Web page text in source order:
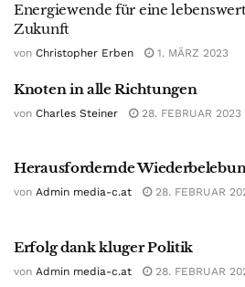
Energiewende für eine
Zukunft
von Christopher Erben 1. MÄRZ 2023
Knoten in alle Richtungen
von Charles Steiner 28. FEBRUAR 2023
Herausfordernde
von Admin media-c.at 28. FEBRUAR
Erfolg dank kluger Politik
von Admin media-c.at 28. FEBRUAR